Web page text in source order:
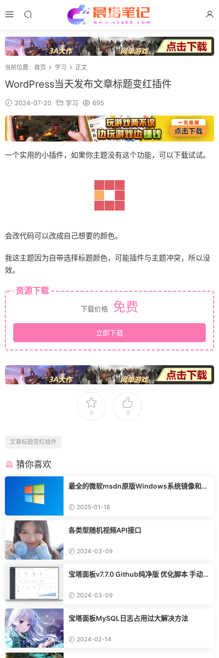
当前位置： 首页 学习 正文
WordPress当天发布文章标题变红插件
2024-07-20 学习 695
一个实用的小插件，如果你主题没有这个功能，可以下载试试。
会改代码可以改成自己想要的颜色。
我这主题因为自带选择标题颜色，可能插件与主题冲突，所以没
效。
资源下载
下载价格 免费
立即下载
0 0
文章标题变红插件
猜你喜欢
最全的微软msdn原版Windows系统镜像和Of
2025-01-18
各类型随机视频API接口
2024-03-09
宝塔面板v7.7.0 Github纯净版 优化脚本 手动
2024-03-09
宝塔面板MySQL日志占用过大解决方法
2024-02-14